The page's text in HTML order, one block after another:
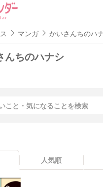
マンガ かいさんちのハ
んちのハナシ
人気順